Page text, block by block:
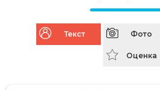
Текст Фото
Оценка